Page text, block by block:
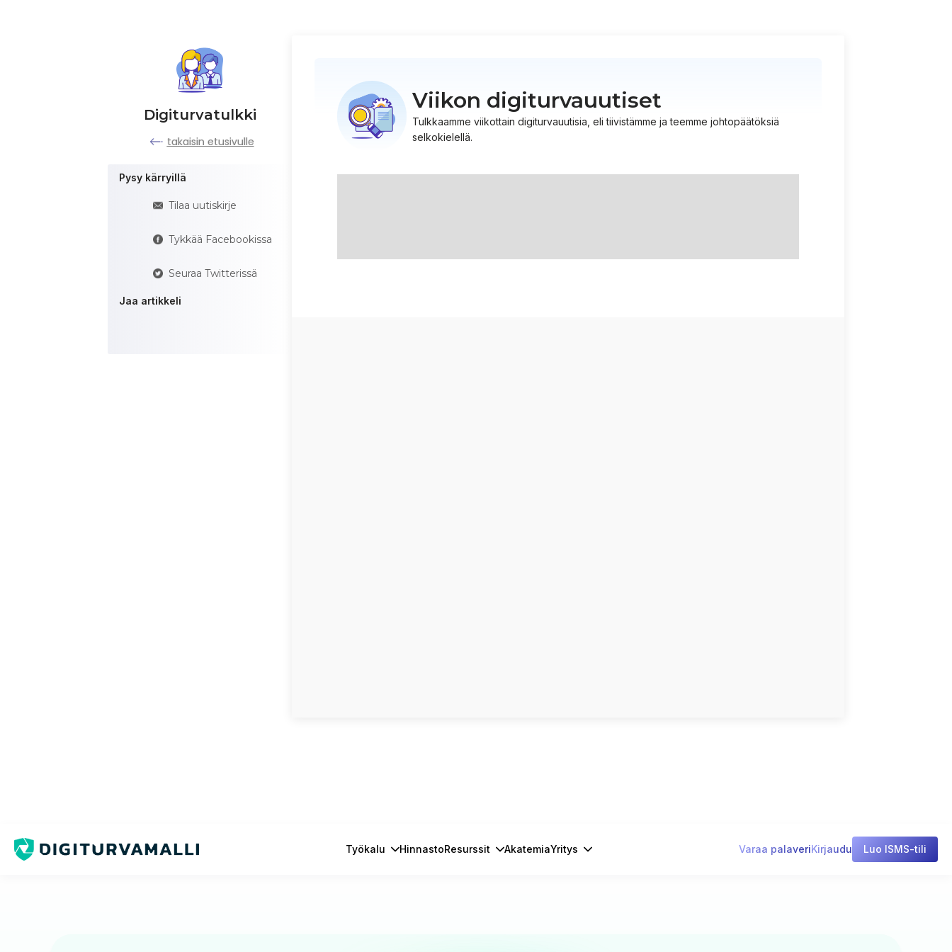
Digiturvatulkki
takaisin etusivulle
Pysy kärryillä
Tilaa uutiskirje
Tykkää Facebookissa
Seuraa Twitterissä
Jaa artikkeli
Viikon digiturvauutiset
Tulkkaamme viikottain digiturvauutisia, eli tiivistämme ja teemme johtopäätöksiä
selkokielellä.
Työkalu HinnastoResurssit AkatemiaYritys Varaa palaveriKirjaudu Luo ISMS-tili